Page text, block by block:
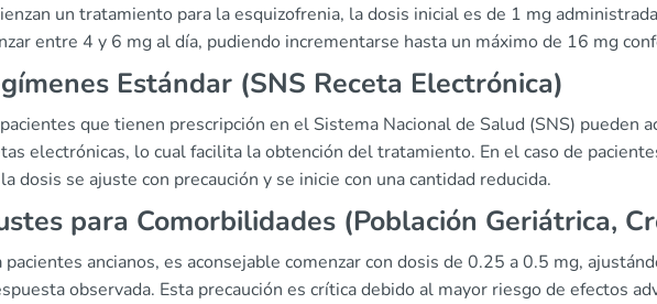
un tratamiento para la esquizofrenia, la dosis inicial es de 1 mg
entre 4 y 6 mg al día, pudiendo incrementarse hasta un máximo de 16 mg
Estándar (SNS Receta Electrónica)
que tienen prescripción en el Sistema Nacional de Salud (SNS) pueden
electrónicas, lo cual facilita la obtención del tratamiento. En el caso de
dosis se ajuste con precaución y se inicie con una cantidad reducida.
para Comorbilidades (Población Geriátrica,
pacientes ancianos, es aconsejable comenzar con dosis de 0.25 a 0.5 mg,
observada. Esta precaución es crítica debido al mayor riesgo de efectos